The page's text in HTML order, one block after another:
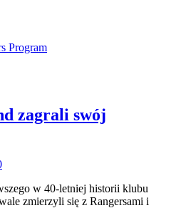
zagrali swój
w 40-letniej historii klubu
zmierzyli się z Rangersami i